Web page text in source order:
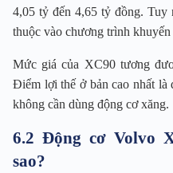
4,05 tỷ đến 4,65 tỷ đồng. Tuy
thuộc vào chương trình
Mức giá của XC90 tương
Điểm lợi thế ở bản cao nhất là
không cần dùng động cơ xăng.
6.2 Động cơ Volvo
sao?